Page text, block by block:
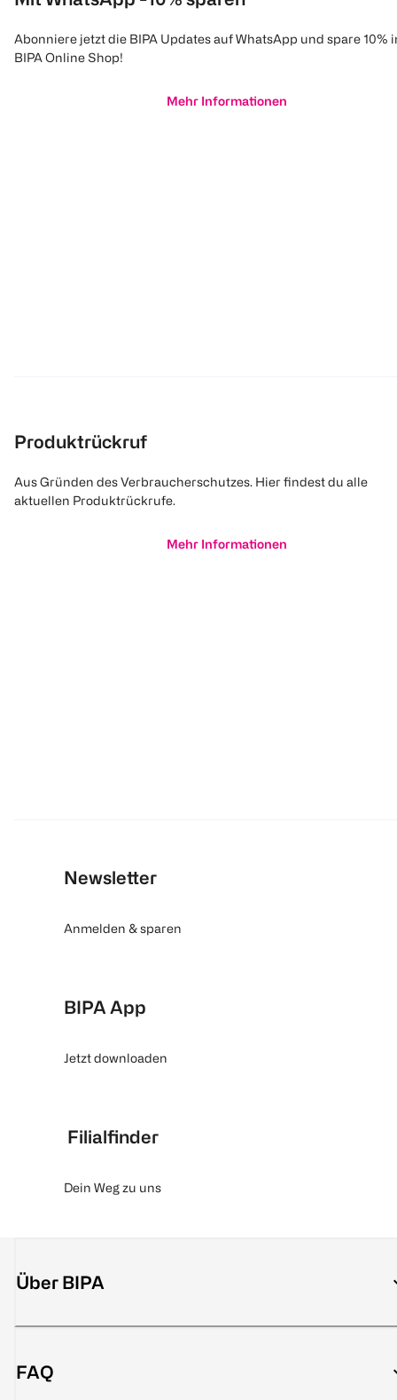
Abonniere jetzt die BIPA Updates auf WhatsApp und spare 10%
BIPA Online Shop!
Mehr Informationen
Produktrückruf
Aus Gründen des Verbraucherschutzes. Hier findest du alle
aktuellen Produktrückrufe.
Mehr Informationen
Newsletter
Anmelden & sparen
BIPA App
Jetzt downloaden
Filialfinder
Dein Weg zu uns
Über BIPA
FAQ